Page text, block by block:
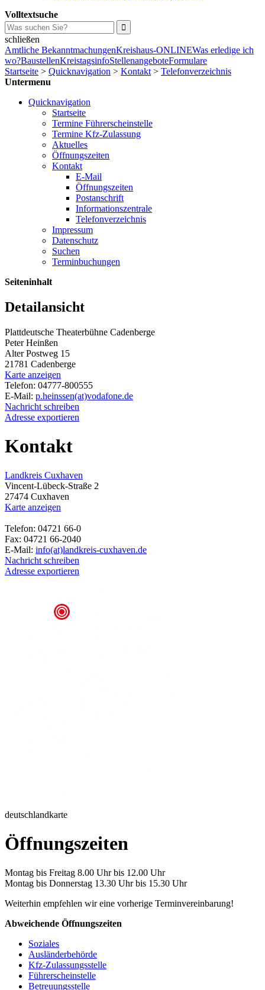
Volltextsuche
schließen
Amtliche BekanntmachungenKreishaus-ONLINEWas erledige ich
wo?BaustellenKreistagsinfoStellenangeboteFormulare
Startseite > Quicknavigation > Kontakt > Telefonverzeichnis
Untermenu
Quicknavigation
Startseite
Termine Führerscheinstelle
Termine Kfz-Zulassung
Aktuelles
Öffnungszeiten
Kontakt
E-Mail
Öffnungszeiten
Postanschrift
Informationszentrale
Telefonverzeichnis
Impressum
Datenschutz
Suchen
Terminbuchungen
Seiteninhalt
Detailansicht
Plattdeutsche Theaterbühne Cadenberge
Peter Heinßen
Alter Postweg 15
21781 Cadenberge
Karte anzeigen
Telefon: 04777-800555
E-Mail: p.heinssen(at)vodafone.de
Nachricht schreiben
Adresse exportieren
Kontakt
Landkreis Cuxhaven
Vincent-Lübeck-Straße 2
27474 Cuxhaven
Karte anzeigen
Telefon: 04721 66-0
Fax: 04721 66-2040
E-Mail: info(at)landkreis-cuxhaven.de
Nachricht schreiben
Adresse exportieren
deutschlandkarte
Öffnungszeiten
Montag bis Freitag 8.00 Uhr bis 12.00 Uhr
Montag bis Donnerstag 13.30 Uhr bis 15.30 Uhr
Weiterhin empfehlen wir eine vorherige Terminvereinbarung!
Abweichende Öffnungszeiten
Soziales
Ausländerbehörde
Kfz-Zulassungsstelle
Führerscheinstelle
Betreuungsstelle